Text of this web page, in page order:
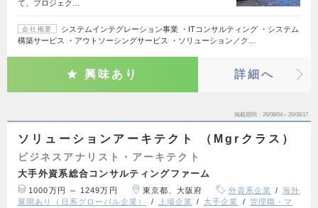
て、プロジェク…
会社概要
システムインテグレーション事業 ・ITコンサルティング ・システム
構築サービス ・アウトソーシングサービス ・ソリューション／ク…
興味あり 詳細へ
掲載期間 26/08/04～26/08/17
ソリューションアーキテクト （Mgrクラス）
ビジネスアナリスト・アーキテクト
大手外資系総合コンサルティングファーム
1000万円 ～ 1249万円 東京都、大阪府 外資系企業
海外
展開あり（日系グローバル企業）
上場企業 大手企業
管理職・マ